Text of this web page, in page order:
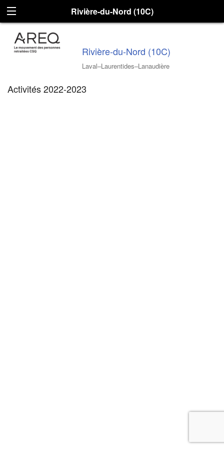
Rivière-du-Nord (10C)
Rivière-du-Nord (10C)
Laval–Laurentides–Lanaudière
Activités 2022-2023